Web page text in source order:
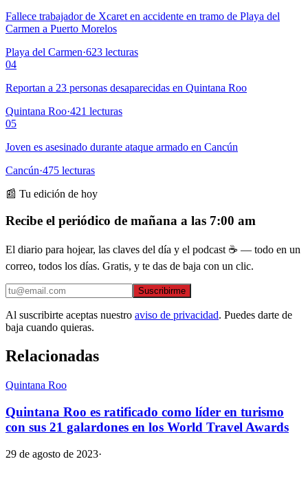
Fallece trabajador de Xcaret en accidente en tramo de Playa del
Carmen a Puerto Morelos
Playa del Carmen·623 lecturas
04
Reportan a 23 personas desaparecidas en Quintana Roo
Quintana Roo·421 lecturas
05
Joven es asesinado durante ataque armado en Cancún
Cancún·475 lecturas
📰 Tu edición de hoy
Recibe el periódico de mañana a las 7:00 am
El diario para hojear, las claves del día y el podcast ☕ — todo en un
correo, todos los días. Gratis, y te das de baja con un clic.
Suscribirme
Al suscribirte aceptas nuestro aviso de privacidad. Puedes darte de
baja cuando quieras.
Relacionadas
Quintana Roo
Quintana Roo es ratificado como líder en turismo
con sus 21 galardones en los World Travel Awards
29 de agosto de 2023·